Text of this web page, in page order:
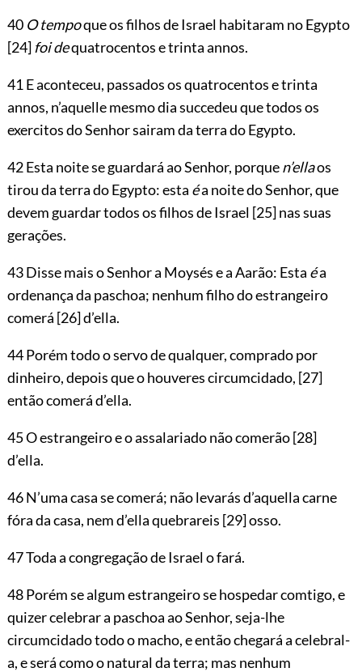
40 O tempoque os filhos de Israel habitaram no Egypto
[24] foi dequatrocentos e trinta annos.
41 E aconteceu, passados os quatrocentos e trinta
annos, n’aquelle mesmo dia succedeu que todos os
exercitos do Senhor sairam da terra do Egypto.
42 Esta noite se guardará ao Senhor, porquen’ellaos
tirou da terra do Egypto: esta éa noite do Senhor, que
devem guardar todos os filhos de Israel [25]nas suas
gerações.
43 Disse mais o Senhor a Moysés e a Aarão: Esta éa
ordenança da paschoa; nenhum filho do estrangeiro
comerá [26]d’ella.
44 Porém todo o servo de qualquer, comprado por
dinheiro, depois que o houveres circumcidado, [27]
então comerá d’ella.
45 O estrangeiro e o assalariado não comerão[28]
d’ella.
46 N’uma casa se comerá; não levarás d’aquella carne
fóra da casa, nem d’ella quebrareis [29]osso.
47 Toda a congregação de Israel o fará.
48 Porém se algum estrangeiro se hospedar comtigo, e
quizer celebrar a paschoa ao Senhor, seja-lhe
circumcidado todo o macho, e então chegará a celebral-
a, e será como o natural da terra; mas nenhum